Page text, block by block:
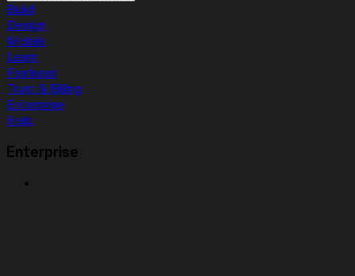
Build
Design
Mobile
Learn
Features
Trust & Billing
Enterprise
Help
Enterprise